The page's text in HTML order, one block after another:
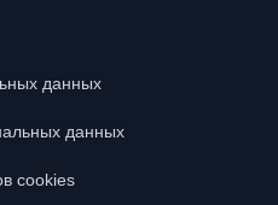
данных
данных
cookies